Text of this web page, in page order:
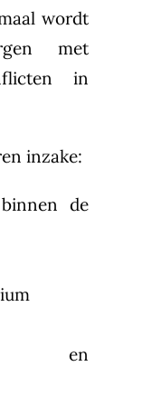
wordt
met
in
inzake:
de
en